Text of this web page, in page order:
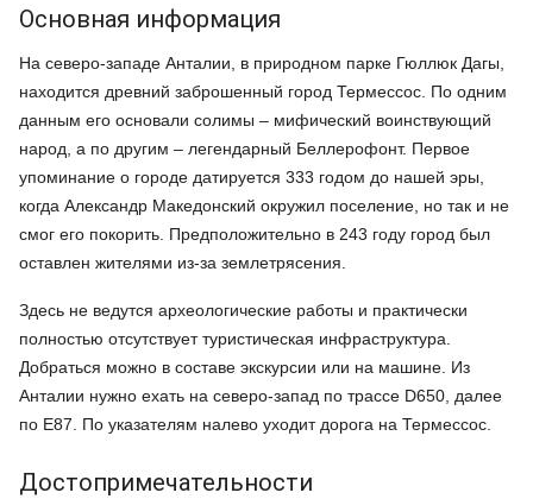
Основная информация
На северо-западе Анталии, в природном парке Гюллюк Дагы,
находится древний заброшенный город Термессос. По одним
данным его основали солимы – мифический воинствующий
народ, а по другим – легендарный Беллерофонт. Первое
упоминание о городе датируется 333 годом до нашей эры,
когда Александр Македонский окружил поселение, но так и не
смог его покорить. Предположительно в 243 году город был
оставлен жителями из-за землетрясения.
Здесь не ведутся археологические работы и практически
полностью отсутствует туристическая инфраструктура.
Добраться можно в составе экскурсии или на машине. Из
Анталии нужно ехать на северо-запад по трассе D650, далее
по E87. По указателям налево уходит дорога на Термессос.
Достопримечательности